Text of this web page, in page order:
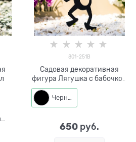
Черный
801-251B
Садовая декоративная
фигура Лягушка с бабочкой
металл
Черный
650 руб.